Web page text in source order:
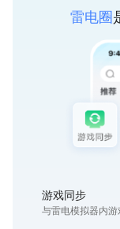
雷电圈
游戏同步
与雷电模拟器内游